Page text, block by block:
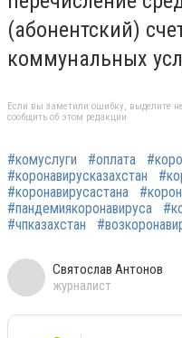
(абонентский)
коммунальных
Если вы заметили ошибку, выделите
сообщить об этом редакции
#комуслуги #оплата
#коронавирусказахстан
#коронавирусастана
#пандемиякоронавируса
#чпказахстан
Святослав Антонов
журналист